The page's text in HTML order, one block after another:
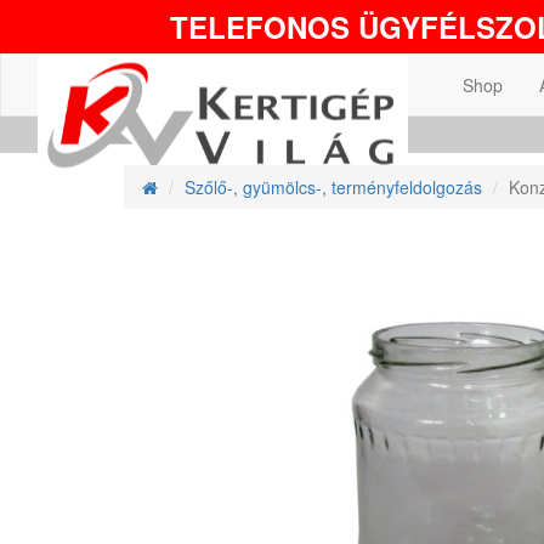
TELEFONOS
Shop
Szőlő-, gyümölcs-, terményfeldolgozás